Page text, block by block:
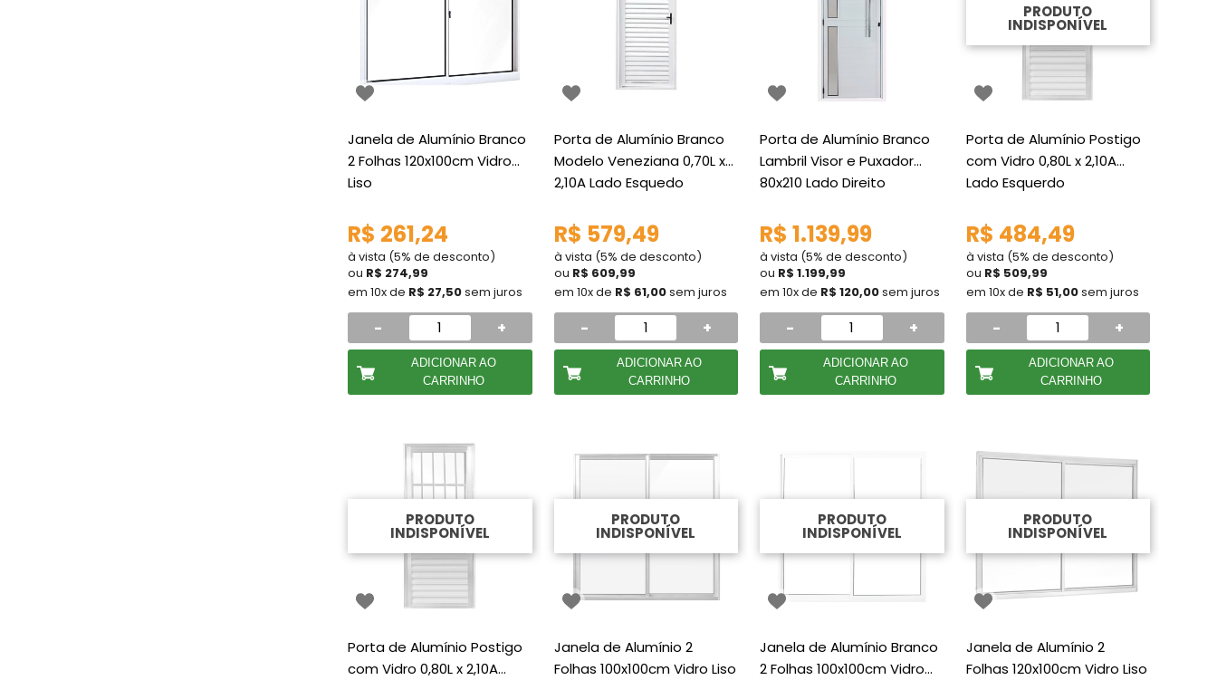
Janela de Alumínio Branco
2 Folhas 120x100cm Vidro
Liso
R$ 261,24
à vista (5% de desconto)
ou R$ 274,99
em 10x de R$ 27,50sem juros
- +
ADICIONAR AO
CARRINHO
Porta de Alumínio Branco
Modelo Veneziana 0,70L x
2,10A Lado Esquedo
R$ 579,49
à vista (5% de desconto)
ou R$ 609,99
em 10x de R$ 61,00sem juros
- +
ADICIONAR AO
CARRINHO
Porta de Alumínio Branco
Lambril Visor e Puxador
80x210 Lado Direito
R$ 1.139,99
à vista (5% de desconto)
ou R$ 1.199,99
em 10x de R$ 120,00sem juros
- +
ADICIONAR AO
CARRINHO
PRODUTO
INDISPONÍVEL
Porta de Alumínio Postigo
com Vidro 0,80L x 2,10A
Lado Esquerdo
R$ 484,49
à vista (5% de desconto)
ou R$ 509,99
em 10x de R$ 51,00sem juros
- +
ADICIONAR AO
CARRINHO
PRODUTO
INDISPONÍVEL
Porta de Alumínio Postigo
com Vidro 0,80L x 2,10A
PRODUTO
INDISPONÍVEL
Janela de Alumínio 2
Folhas 100x100cm Vidro Liso
PRODUTO
INDISPONÍVEL
Janela de Alumínio Branco
2 Folhas 100x100cm Vidro
PRODUTO
INDISPONÍVEL
Janela de Alumínio 2
Folhas 120x100cm Vidro Liso